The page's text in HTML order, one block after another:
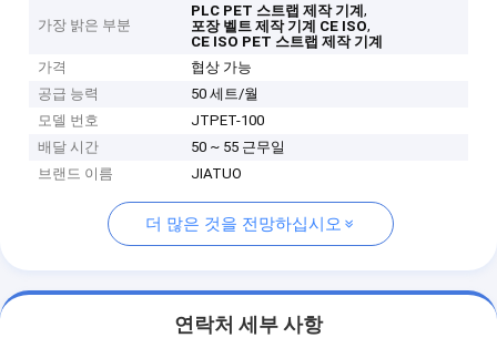
가장 밝은 부분
PLC PET 스트랩 제작 기계,
포장 벨트 제작 기계 CE ISO,
CE ISO PET 스트랩 제작 기계
가격
협상 가능
공급 능력
50 세트/월
모델 번호
JTPET-100
배달 시간
50 ~ 55 근무일
브랜드 이름
JIATUO
더 많은 것을 전망하십시오
연락처 세부 사항